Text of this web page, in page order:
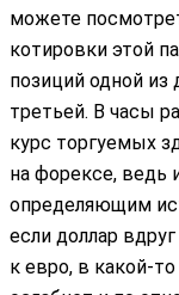
можете
котировки этой
позиций одной
третьей. В часы
курс торгуемых
на форексе,
определяющим
если доллар
к евро, в какой-